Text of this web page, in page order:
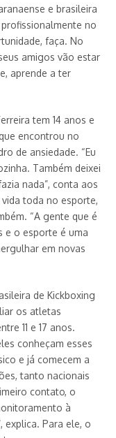
e brasileira
no
faça. No
amigos vão estar
aprende a ter
tem 14 anos e
encontrou no
de ansiedade. “Eu
Também deixei
nada”, conta aos
toda no esporte,
“A gente que é
e o esporte é uma
em novas
de Kickboxing
os atletas
11 e 17 anos.
conheçam esses
e já comecem a
tanto nacionais
contato, o
à
explica. Para ele, o